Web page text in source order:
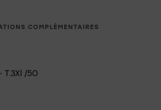
COMPLÉMENTAIRES
T.3Xl /50